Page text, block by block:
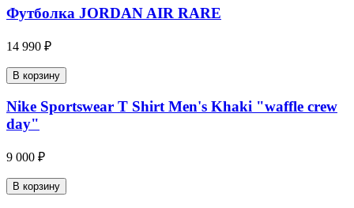
Футболка JORDAN AIR RARE
14 990 ₽
В корзину
Nike Sportswear T Shirt Men's Khaki "waffle crew
day"
9 000 ₽
В корзину